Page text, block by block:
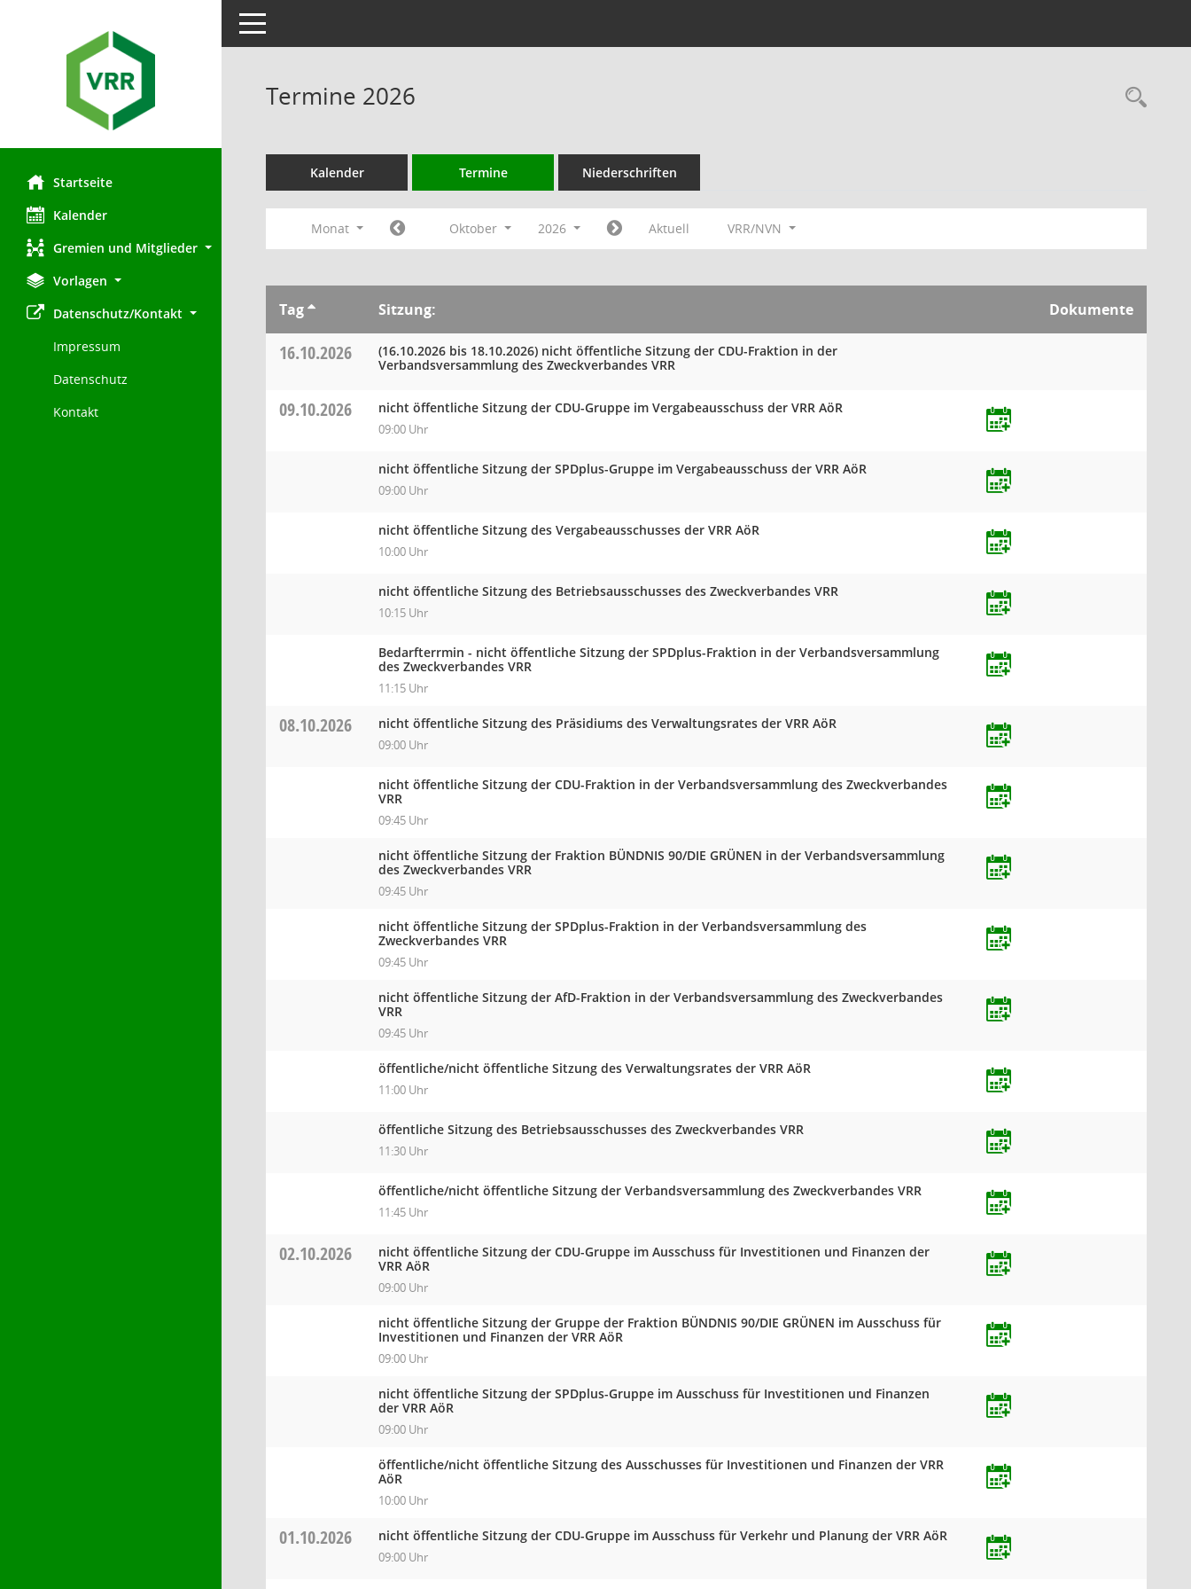
Startseite
Kalender
Gremien und Mitglieder
Vorlagen
Datenschutz/Kontakt
Impressum
Datenschutz
Kontakt
Toggle navigation
Termine 2026
Kalender Termine Niederschriften
Monat Oktober 2026 Aktuell VRR/NVN
Tag Sitzung: Dokumente
16.10.2026 (16.10.2026 bis 18.10.2026) nicht öffentliche Sitzung der CDU-Fraktion in der
Verbandsversammlung des Zweckverbandes VRR
09.10.2026 nicht öffentliche Sitzung der CDU-Gruppe im Vergabeausschuss der VRR AöR
09:00 Uhr
nicht öffentliche Sitzung der SPDplus-Gruppe im Vergabeausschuss der VRR AöR
09:00 Uhr
nicht öffentliche Sitzung des Vergabeausschusses der VRR AöR
10:00 Uhr
nicht öffentliche Sitzung des Betriebsausschusses des Zweckverbandes VRR
10:15 Uhr
Bedarfterrmin - nicht öffentliche Sitzung der SPDplus-Fraktion in der Verbandsversammlung
des Zweckverbandes VRR
11:15 Uhr
08.10.2026 nicht öffentliche Sitzung des Präsidiums des Verwaltungsrates der VRR AöR
09:00 Uhr
nicht öffentliche Sitzung der CDU-Fraktion in der Verbandsversammlung des Zweckverbandes
VRR
09:45 Uhr
nicht öffentliche Sitzung der Fraktion BÜNDNIS 90/DIE GRÜNEN in der Verbandsversammlung
des Zweckverbandes VRR
09:45 Uhr
nicht öffentliche Sitzung der SPDplus-Fraktion in der Verbandsversammlung des
Zweckverbandes VRR
09:45 Uhr
nicht öffentliche Sitzung der AfD-Fraktion in der Verbandsversammlung des Zweckverbandes
VRR
09:45 Uhr
öffentliche/nicht öffentliche Sitzung des Verwaltungsrates der VRR AöR
11:00 Uhr
öffentliche Sitzung des Betriebsausschusses des Zweckverbandes VRR
11:30 Uhr
öffentliche/nicht öffentliche Sitzung der Verbandsversammlung des Zweckverbandes VRR
11:45 Uhr
02.10.2026
nicht öffentliche Sitzung der CDU-Gruppe im Ausschuss für Investitionen und Finanzen der
VRR AöR
09:00 Uhr
nicht öffentliche Sitzung der Gruppe der Fraktion BÜNDNIS 90/DIE GRÜNEN im Ausschuss für
Investitionen und Finanzen der VRR AöR
09:00 Uhr
nicht öffentliche Sitzung der SPDplus-Gruppe im Ausschuss für Investitionen und Finanzen
der VRR AöR
09:00 Uhr
öffentliche/nicht öffentliche Sitzung des Ausschusses für Investitionen und Finanzen der VRR
AöR
10:00 Uhr
01.10.2026 nicht öffentliche Sitzung der CDU-Gruppe im Ausschuss für Verkehr und Planung der VRR AöR
09:00 Uhr